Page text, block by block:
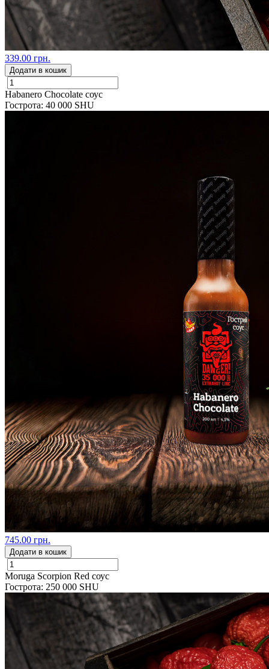
339.00 грн.
Додати в кошик
Habanero Chocolate соус
Гострота: 40 000 SHU
745.00 грн.
Додати в кошик
Moruga Scorpion Red соус
Гострота: 250 000 SHU